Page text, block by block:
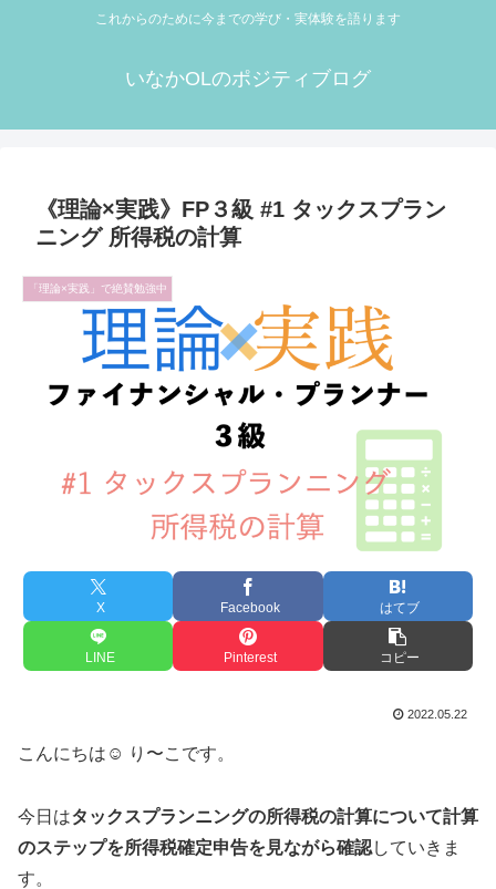
これからのために今までの学び・実体験を語ります
いなかOLのポジティブログ
《理論×実践》FP３級 #1 タックスプラン
ニング 所得税の計算
「理論×実践」で絶賛勉強中
X Facebook はてブ
LINE Pinterest コピー
2022.05.22
こんにちは☺︎ り〜こです。
今日はタックスプランニングの所得税の計算について計算
のステップを所得税確定申告を見ながら確認していきま
す。